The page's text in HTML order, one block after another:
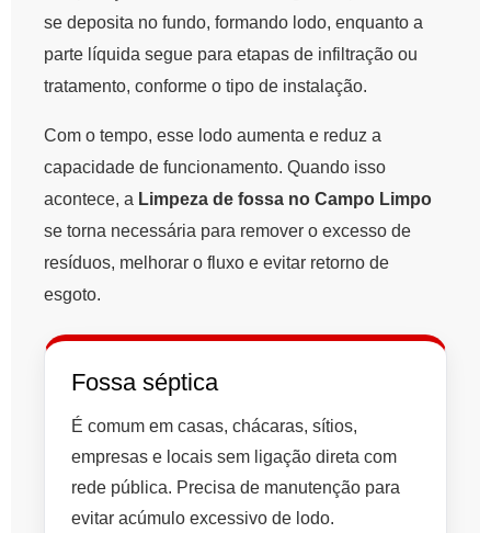
se deposita no fundo, formando lodo, enquanto a
parte líquida segue para etapas de infiltração ou
tratamento, conforme o tipo de instalação.
Com o tempo, esse lodo aumenta e reduz a
capacidade de funcionamento. Quando isso
acontece, a Limpeza de fossa no Campo Limpo
se torna necessária para remover o excesso de
resíduos, melhorar o fluxo e evitar retorno de
esgoto.
Fossa séptica
É comum em casas, chácaras, sítios,
empresas e locais sem ligação direta com
rede pública. Precisa de manutenção para
evitar acúmulo excessivo de lodo.